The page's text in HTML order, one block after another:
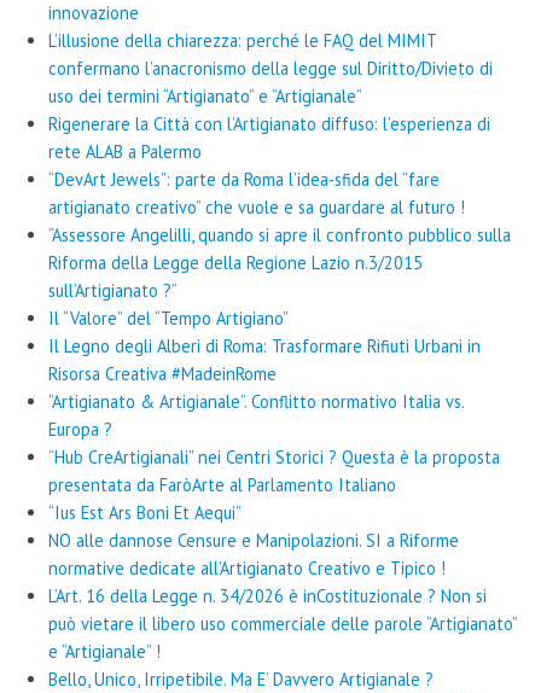
innovazione
L’illusione della chiarezza: perché le FAQ del MIMIT
confermano l’anacronismo della legge sul Diritto/Divieto di
uso dei termini “Artigianato” e “Artigianale”
Rigenerare la Città con l’Artigianato diffuso: l’esperienza di
rete ALAB a Palermo
“DevArt Jewels”: parte da Roma l’idea-sfida del “fare
artigianato creativo” che vuole e sa guardare al futuro !
“Assessore Angelilli, quando si apre il confronto pubblico sulla
Riforma della Legge della Regione Lazio n.3/2015
sull’Artigianato ?”
Il “Valore” del “Tempo Artigiano”
Il Legno degli Alberi di Roma: Trasformare Rifiuti Urbani in
Risorsa Creativa #MadeinRome
“Artigianato & Artigianale”. Conflitto normativo Italia vs.
Europa ?
“Hub CreArtigianali” nei Centri Storici ? Questa è la proposta
presentata da FaròArte al Parlamento Italiano
“Ius Est Ars Boni Et Aequi”
NO alle dannose Censure e Manipolazioni. SI a Riforme
normative dedicate all’Artigianato Creativo e Tipico !
L’Art. 16 della Legge n. 34/2026 è inCostituzionale ? Non si
può vietare il libero uso commerciale delle parole “Artigianato”
e “Artigianale” !
Bello, Unico, Irripetibile. Ma E’ Davvero Artigianale ?